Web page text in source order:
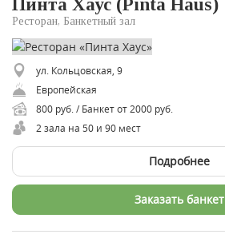
Пинта Хаус (Pinta Haus)
Ресторан, Банкетный зал
ул. Кольцовская, 9
Европейская
800 руб. / Банкет от 2000 руб.
2 зала на 50 и 90 мест
Подробнее
Заказать банкет